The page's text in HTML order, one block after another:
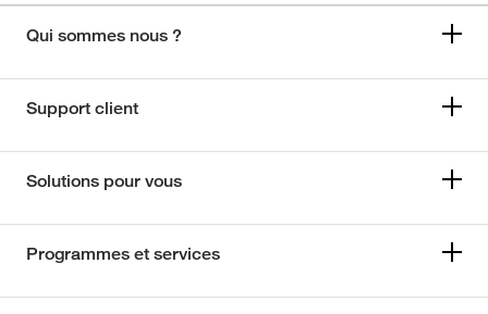
Qui sommes nous ?
Support client
Solutions pour vous
Programmes et services